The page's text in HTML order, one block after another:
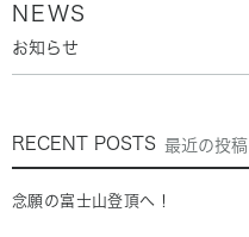
NEWS
お知らせ
RECENT POSTS 最近の投稿
念願の富士山登頂へ！